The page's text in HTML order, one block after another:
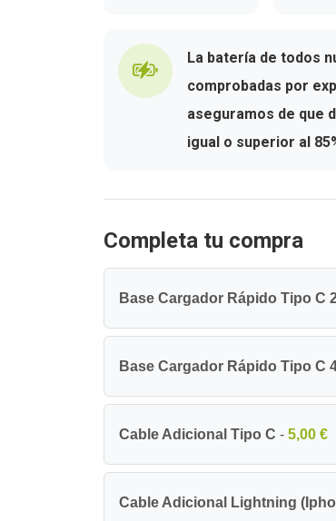
La batería de todos
comprobadas por
aseguramos de que
igual o superior al
Completa tu compra
Base Cargador Rápido Tipo C
Base Cargador Rápido Tipo C
Cable Adicional Tipo C - 5,00 €
Cable Adicional Lightning